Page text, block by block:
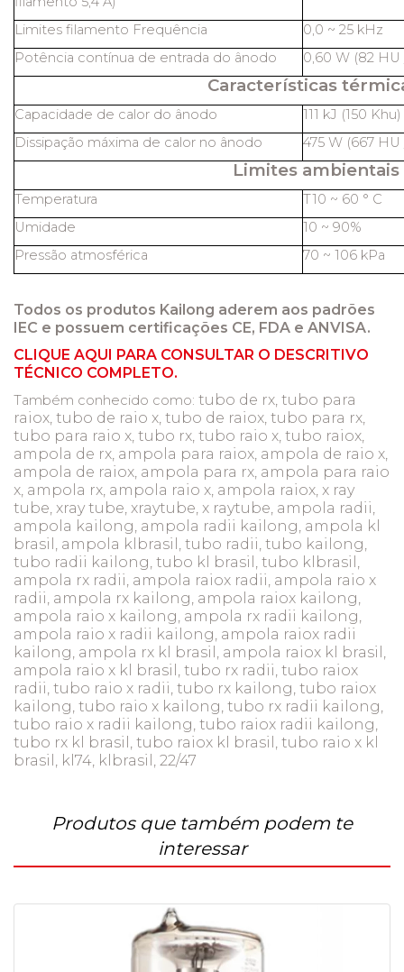
Limites filamento Frequência
0,0 ~ 25 kHz
Potência contínua de entrada do ânodo
0,60 W (82 HU
Características
Capacidade de calor do ânodo
111 kJ (150 Khu)
Dissipação máxima de calor no ânodo
475 W (667 HU
Limites ambientais
Temperatura
T10 ~ 60 ° C
Umidade
10 ~ 90%
Pressão atmosférica
70 ~ 106 kPa
Todos os produtos Kailong aderem aos padrões
IEC e possuem certificações CE, FDA e ANVISA.
CLIQUE AQUI PARA CONSULTAR O DESCRITIVO
TÉCNICO COMPLETO.
Também conhecido como: tubo de rx, tubo para
raiox, tubo de raio x, tubo de raiox, tubo para rx,
tubo para raio x, tubo rx, tubo raio x, tubo raiox,
ampola de rx, ampola para raiox, ampola de raio x,
ampola de raiox, ampola para rx, ampola para raio
x, ampola rx, ampola raio x, ampola raiox, x ray
tube, xray tube, xraytube, x raytube, ampola radii,
ampola kailong, ampola radii kailong, ampola kl
brasil, ampola klbrasil, tubo radii, tubo kailong,
tubo radii kailong, tubo kl brasil, tubo klbrasil,
ampola rx radii, ampola raiox radii, ampola raio x
radii, ampola rx kailong, ampola raiox kailong,
ampola raio x kailong, ampola rx radii kailong,
ampola raio x radii kailong, ampola raiox radii
kailong, ampola rx kl brasil, ampola raiox kl brasil,
ampola raio x kl brasil, tubo rx radii, tubo raiox
radii, tubo raio x radii, tubo rx kailong, tubo raiox
kailong, tubo raio x kailong, tubo rx radii kailong,
tubo raio x radii kailong, tubo raiox radii kailong,
tubo rx kl brasil, tubo raiox kl brasil, tubo raio x kl
brasil, kl74, klbrasil, 22/47
Produtos que também podem te
interessar